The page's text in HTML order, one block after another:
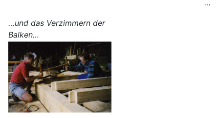
…
…und das Verzimmern der
Balken…